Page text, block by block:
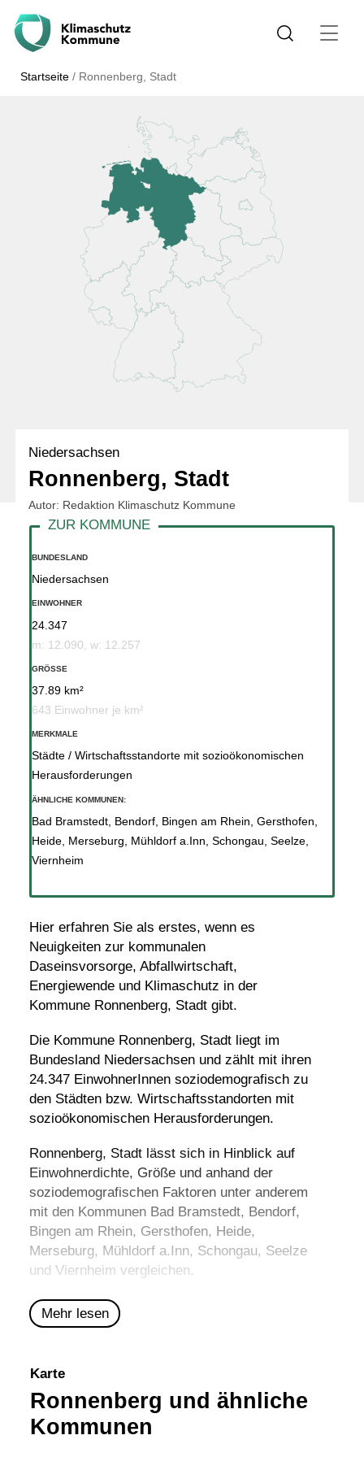
Startseite / Ronnenberg, Stadt
Niedersachsen
Ronnenberg, Stadt
Autor: Redaktion Klimaschutz Kommune
Hier erfahren Sie als erstes, wenn es
Neuigkeiten zur kommunalen
Daseinsvorsorge, Abfallwirtschaft,
Energiewende und Klimaschutz in der
Kommune Ronnenberg, Stadt gibt.
Die Kommune Ronnenberg, Stadt liegt im
Bundesland Niedersachsen und zählt mit ihren
24.347 EinwohnerInnen soziodemografisch zu
den Städten bzw. Wirtschaftsstandorten mit
sozioökonomischen Herausforderungen.
Ronnenberg, Stadt lässt sich in Hinblick auf
Einwohnerdichte, Größe und anhand der
soziodemografischen Faktoren unter anderem
mit den Kommunen Bad Bramstedt, Bendorf,
Bingen am Rhein, Gersthofen, Heide,
Merseburg, Mühldorf a.Inn, Schongau, Seelze
und Viernheim vergleichen.
Mehr lesen
BUNDESLAND
Niedersachsen
EINWOHNER
24.347
m: 12.090, w: 12.257
GRÖSSE
37.89 km²
643 Einwohner je km²
MERKMALE
Städte / Wirtschaftsstandorte mit sozioökonomischen
Herausforderungen
ÄHNLICHE KOMMUNEN:
Bad Bramstedt, Bendorf, Bingen am Rhein Gersthofen
Heide, Merseburg Mühldorf a.Inn Schongau Seelze,
Viernheim
Karte
Ronnenberg und ähnliche
Kommunen